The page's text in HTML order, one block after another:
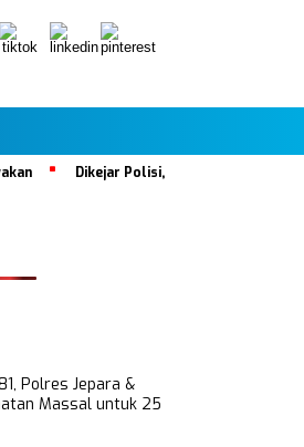
Dikejar Polisi, Mobil Tabrak Satu